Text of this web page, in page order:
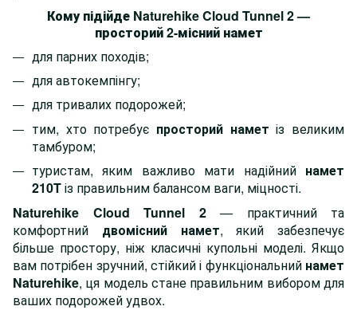
Кому підійде Naturehike Cloud Tunnel 2—
просторий 2-місний намет
для парних походів;
для автокемпінгу;
для тривалих подорожей;
тим, хто потребує просторий намет із великим
тамбуром;
туристам, яким важливо мати надійний намет
210Tіз правильним балансом ваги, міцності.
Naturehike Cloud Tunnel 2— практичний та
комфортний двомісний намет, який забезпечує
більше простору, ніж класичні купольні моделі. Якщо
вам потрібен зручний, стійкий і функціональний намет
Naturehike, ця модель стане правильним вибором для
ваших подорожей удвох.